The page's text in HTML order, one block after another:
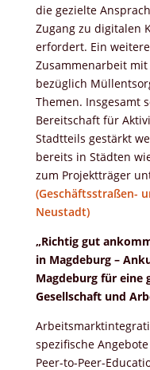
die gezielte
Zugang zu digitalen
erfordert. Ein
Zusammenarbeit
bezüglich
Themen. Insgesamt
Bereitschaft für
Stadtteils gestärkt
bereits in Städten
zum Projektträger
(Geschäftsstraßen-
Neustadt)
„Richtig gut
in Magdeburg –
Magdeburg für eine
Gesellschaft und
spezifische
Peer-to-Peer-